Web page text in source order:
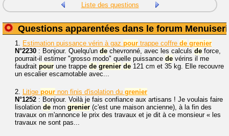
Liste des questions
Questions apparentées dans le forum
1. Estimation puissance vérin à gaz pour trappe coffre de grenier
N°2230 : Bonjour. Quelqu'un de chevronné, avec les calculs de force,
pourrait-il estimer "grosso modo" quelle puissance de vérins il me
faudrait pour une trappe de grenier de 121 cm et 35 kg. Elle recouvre
un escalier escamotable avec...
2. Litige pour non finis d'isolation du grenier
N°1252 : Bonjour. Voilà je fais confiance aux artisans ! Je voulais faire
lisolation de mon grenier (c'est une maison ancienne), à la fin des
travaux on m'annonce le prix des travaux et je dit à ce monsieur « les
travaux ne sont pas...